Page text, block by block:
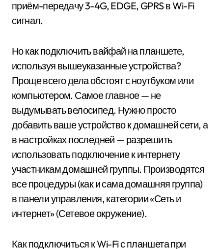
приём-передачу 3-4G, EDGE, GPRS в Wi-Fi
сигнал.
Но как подключить вайфай на планшете,
используя вышеуказанные устройства?
Проще всего дела обстоят с ноутбуком или
компьютером. Самое главное — не
выдумывать велосипед. Нужно просто
добавить ваше устройство к домашней сети, а
в настройках последней — разрешить
использовать подключение к интернету
участникам домашней группы. Производятся
все процедуры (как и сама домашняя группа)
в панели управления, категории «Сеть и
интернет» (Сетевое окружение).
Как подключиться к Wi-Fi с планшета при